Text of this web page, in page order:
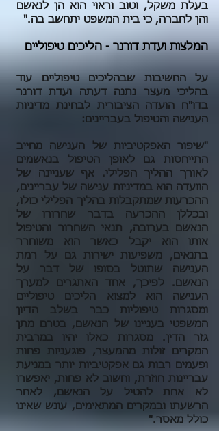
בעלת משקל, וטוב וראוי הוא הן לנאשם
והן לחברה, כי בית המשפט יתחשב בה."
המלצות ועדת דורנר - הליכים טיפוליים
על החשיבות שבהליכים טיפוליים עוד
בהליכי מעצר נתנה דעתה ועדת דורנר
בדו"ח הועדה הציבורית לבחינת מדיניות
הענישה והטיפול בעבריינים:
"שיפור האפקטיביות של הענישה מחייב
התייחסות גם לאופן הטיפול בנאשמים
לאורך ההליך הפלילי. אף שעניינה של
הוועדה הוא במדיניות ענישה של עבריינים,
ההכרעות שמתקבלות בהליך הפלילי כולו,
ובכללן ההכרעה בדבר שחרורו של
הנאשם בערובה, תנאי השחרור והטיפול
אותו הוא יקבל כאשר הוא משוחרר
בתנאים, משפיעות ישירות גם על רמת
הענישה שתוטל בסופו של דבר על
הנאשם. לפיכך, אחד האתגרים למערך
הענישה הוא למצוא הליכים טיפוליים
ומסגרות טיפוליות כבר בשלב הדיון
המשפטי בעניינו של הנאשם, בטרם מתן
גזר הדין. מסגרות כאלו יהיו במרבית
המקרים זולות מהמעצר, פוגעניות פחות
ופעמים רבות גם אפקטיביות יותר במניעת
עבריינות חוזרת, וחשוב לא פחות, יאפשרו
לא אחת להטיל על הנאשם, לאחר
הרשעתו ובמקרים המתאימים, עונש שאינו
כולל מאסר."